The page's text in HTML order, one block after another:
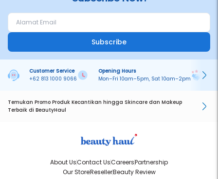
Subscribe
Customer Service
+62 813 1000 9066
Opening Hours
Mon–Fri 10am–5pm, Sat 10am–2pm
Temukan Promo Produk Kecantikan hingga Skincare dan Makeup
Terbaik di BeautyHaul
About UsContact UsCareersPartnership
Our StoreResellerBeauty Review